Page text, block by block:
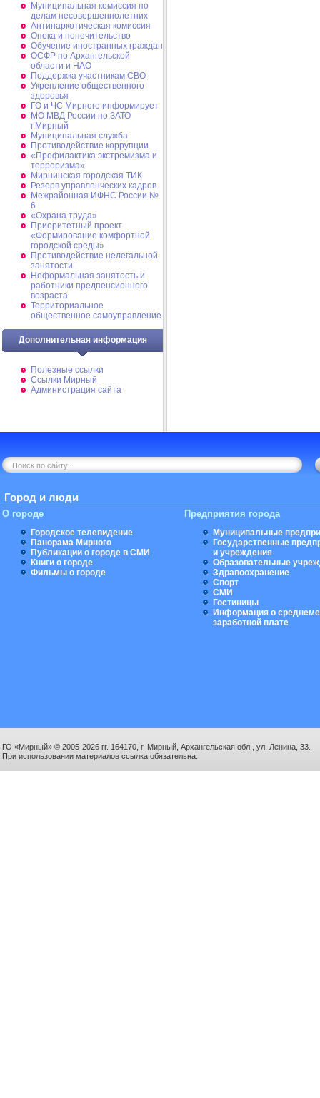
Муниципальная комиссия по
делам несовершеннолетних
Антинаркотическая комиссия
Опека и попечительство
Обучение иностранных граждан
ОСФР по Архангельской
области и НАО
Поддержка участникам СВО
Укрепление общественного
здоровья
ГО и ЧС Мирного информирует
МО МВД России по ЗАТО
г.Мирный
Муниципальная cлужба
Противодействие коррупции
«Профилактика экстремизма и
терроризма»
Мирнинская городская ТИК
Резерв управленческих кадров
Межрайонная ИФНС России №
6
«Охрана труда»
Приоритетный проект
«Формирование комфортной
городской среды»
Противодействие нелегальной
занятости
Неформальная занятость и
работники предпенсионного
возраста
Территориальное
общественное самоуправление
Дополнительная информация
Полезные ссылки
Ссылки Мирный
Администрация сайта
Город и люди
О городе
Городское телевидение
Панорама Мирного
Публикации о городе в СМИ
Книги о городе
Фильмы о городе
Предприятия города
Муниципальные
Государственные
и учреждения
Образовательные
Здравоохранение
Спорт
СМИ
Гостиницы
Информация о
заработной плате
ГО «Мирный» © 2005-2026 гг. 164170, г. Мирный, Архангельская обл., ул. Ленина, 33.
При использовании материалов ссылка обязательна.